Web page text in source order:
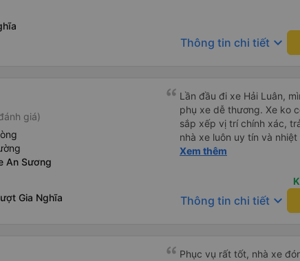
hơn, tôi góp ý nhà xe
lặng (tắt âm thanh điện
Tôi vẫn sẽ tiếp tục ủng
Thông tin chi tiết keyboard_arrow_down
giá)
An Sương
Gia Nghĩa
Lần đầu đi xe Hải Luân,
phụ xe dễ thương. Xe ko
sắp xếp vị trí chính xác,
nhà xe luôn uy tín và
nữa
Xem thêm
Thông tin chi tiết keyboard_arrow_down
Phục vụ rất tốt, nhà xe